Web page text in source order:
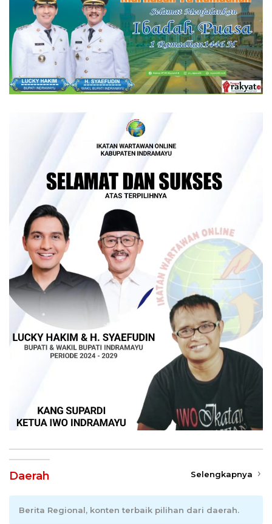
Daerah Selengkapnya
Berita Regional, konten terbaik pilihan dari daerah.